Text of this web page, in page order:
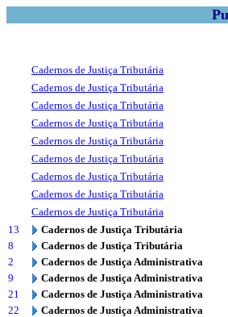
Cadernos de Justiça Tributária
Cadernos de Justiça Tributária
Cadernos de Justiça Tributária
Cadernos de Justiça Tributária
Cadernos de Justiça Tributária
Cadernos de Justiça Tributária
Cadernos de Justiça Tributária
Cadernos de Justiça Tributária
Cadernos de Justiça Tributária
13
Cadernos de Justiça Tributária
8
Cadernos de Justiça Tributária
2
Cadernos de Justiça Administrativa
9
Cadernos de Justiça Administrativa
21
Cadernos de Justiça Administrativa
22
Cadernos de Justiça Administrativa